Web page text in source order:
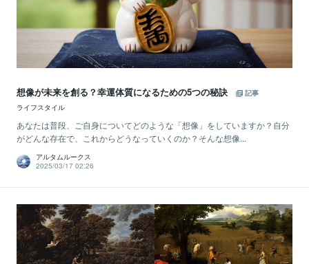
想像が未来を創る？幸運体質になるための5つの秘訣
記事
ライフスタイル
あなたは普段、ご自身についてどのような「想像」をしていますか？自分
がどんな存在で、これからどうなっていくのか？そんな想像...
アルタムルークス
2025/03/17 02:26